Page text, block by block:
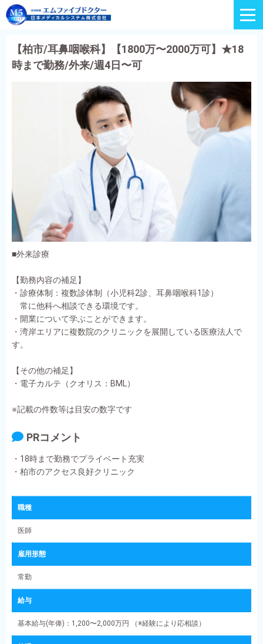
【柏市/耳鼻咽喉科】【1800万〜2000万可】★18
時まで勤務/外来/週4日〜可
■外来診療
【勤務内容の補足】
・診療体制：複数診体制（小児科2診、耳鼻咽喉科1診）
常に他科へ相談できる環境です。
・開業について学ぶことができます。
・湾岸エリアに複数院のクリニックを展開している医療法人で
す。
【その他の補足】
・電子カルテ（クオリス：BML）
※記載の件数等は目安の数字です
PRコメント
・18時まで勤務でプライベート充実
・柏市のアクセス良好クリニック
職種
医師
雇用形態
常勤
給与
基本給与(年俸)：1,200〜2,000万円 （※経験により応相談）